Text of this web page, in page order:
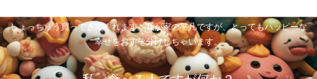
しょっちゅう買ってきてくれます。我が家の平凡ですが、とってもハッピーな
幸せをおすそ分けしちゃいます。